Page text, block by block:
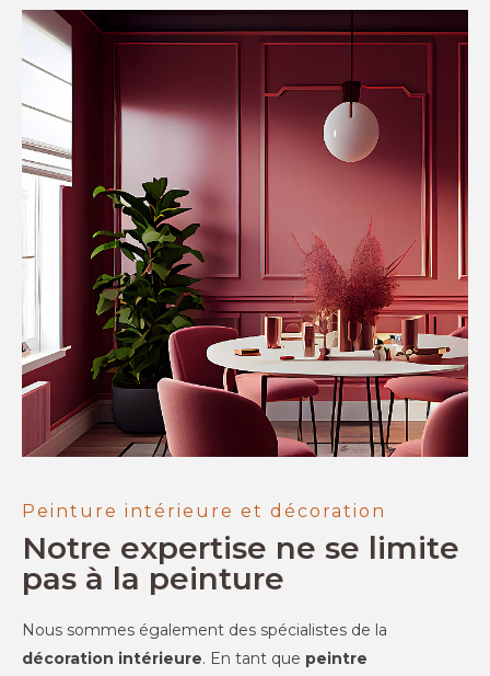
Peinture intérieure et décoration
Notre expertise ne se limite
pas à la peinture
Nous sommes également des spécialistes de la
décoration intérieure. En tant que peintre